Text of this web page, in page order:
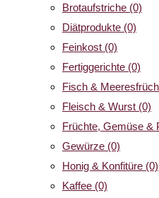
Brotaufstriche (0)
Diätprodukte (0)
Feinkost (0)
Fertiggerichte (0)
Fisch &
Fleisch & Wurst (0)
Früchte, Gemüse &
Gewürze (0)
Honig & Konfitüre (0)
Kaffee (0)